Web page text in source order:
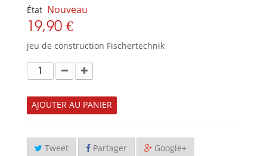
État Nouveau
19,90 €
jeu de construction Fischertechnik
AJOUTER AU PANIER
Tweet Partager Google+